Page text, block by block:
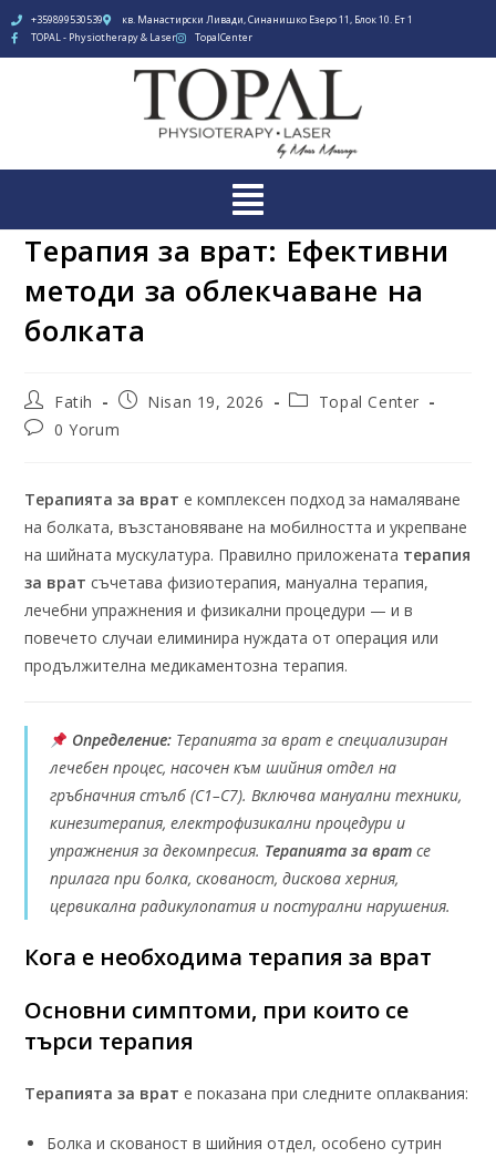
+359899530539
кв. Манастирски Ливади, Синанишко Езеро 11, Блок 10. Ет 1
TOPAL - Physiotherapy & Laser
TopalCenter
Терапия за врат: Ефективни
методи за облекчаване на
болката
Fatih Nisan 19, 2026
Topal Center
0 Yorum
Терапията за врат е комплексен подход за намаляване
на болката, възстановяване на мобилността и укрепване
на шийната мускулатура. Правилно приложената терапия
за врат съчетава физиотерапия, мануална терапия,
лечебни упражнения и физикални процедури — и в
повечето случаи елиминира нуждата от операция или
продължителна медикаментозна терапия.
Определение: Терапията за врат е специализиран
лечебен процес, насочен към шийния отдел на
гръбначния стълб (C1–C7). Включва мануални техники,
кинезитерапия, електрофизикални процедури и
упражнения за декомпресия. Терапията за врат се
прилага при болка, скованост, дискова херния,
цервикална радикулопатия и постурални нарушения.
Кога е необходима терапия за врат
Основни симптоми, при които се
търси терапия
Терапията за врат е показана при следните оплаквания:
Болка и скованост в шийния отдел, особено сутрин